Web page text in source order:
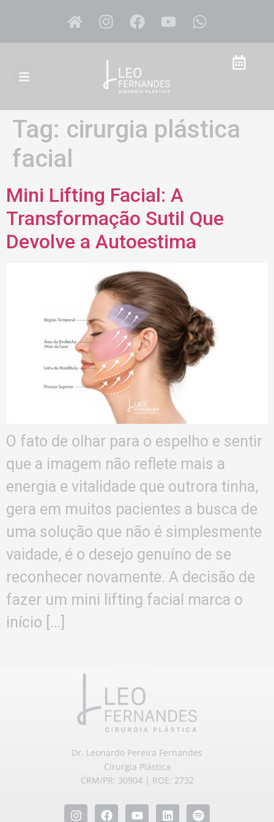
Tag: cirurgia plástica
facial
Mini Lifting Facial: A
Transformação Sutil Que
Devolve a Autoestima
O fato de olhar para o espelho e sentir
que a imagem não reflete mais a
energia e vitalidade que outrora tinha,
gera em muitos pacientes a busca de
uma solução que não é simplesmente
vaidade, é o desejo genuíno de se
reconhecer novamente. A decisão de
fazer um mini lifting facial marca o
início […]
Dr. Leonardo Pereira Fernandes
Cirurgia Plástica
CRM/PR: 30904 | RQE: 2732